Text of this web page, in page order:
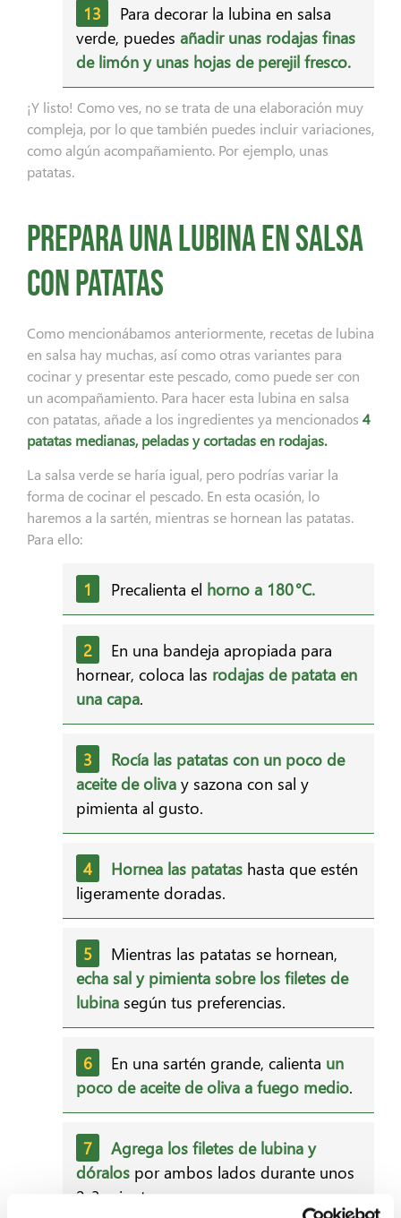
Para decorar la lubina en salsa
verde, puedes añadir unas rodajas finas
de limón y unas hojas de perejil fresco.
¡Y listo! Como ves, no se trata de una elaboración muy
compleja, por lo que también puedes incluir variaciones,
como algún acompañamiento. Por ejemplo, unas
patatas.
Prepara una lubina en salsa
con patatas
Como mencionábamos anteriormente, recetas de lubina
en salsa hay muchas, así como otras variantes para
cocinar y presentar este pescado, como puede ser con
un acompañamiento. Para hacer esta lubina en salsa
con patatas, añade a los ingredientes ya mencionados 4
patatas medianas, peladas y cortadas en rodajas.
La salsa verde se haría igual, pero podrías variar la
forma de cocinar el pescado. En esta ocasión, lo
haremos a la sartén, mientras se hornean las patatas.
Para ello:
Precalienta el horno a 180 °C.
En una bandeja apropiada para
hornear, coloca las rodajas de patata en
una capa.
Rocía las patatas con un poco de
aceite de oliva y sazona con sal y
pimienta al gusto.
Hornea las patatas hasta que estén
ligeramente doradas.
Mientras las patatas se hornean,
echa sal y pimienta sobre los filetes de
lubina según tus preferencias.
En una sartén grande, calienta un
poco de aceite de oliva a fuego medio.
Agrega los filetes de lubina y
dóralos por ambos lados durante unos
2-3 minutos.